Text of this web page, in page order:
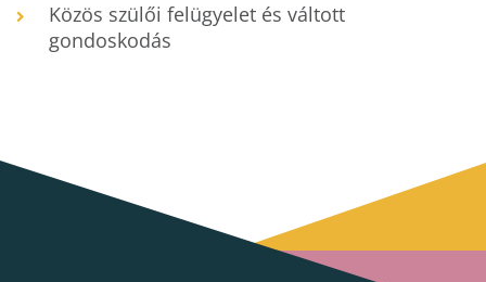
Közös szülői felügyelet és váltott
gondoskodás